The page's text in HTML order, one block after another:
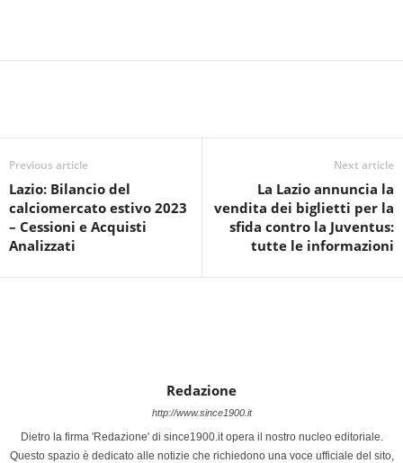
Previous article
Lazio: Bilancio del
calciomercato estivo 2023
– Cessioni e Acquisti
Analizzati
Next article
La Lazio annuncia la
vendita dei biglietti per la
sfida contro la Juventus:
tutte le informazioni
Redazione
http://www.since1900.it
Dietro la firma 'Redazione' di since1900.it opera il nostro nucleo editoriale.
Questo spazio è dedicato alle notizie che richiedono una voce ufficiale del sito,